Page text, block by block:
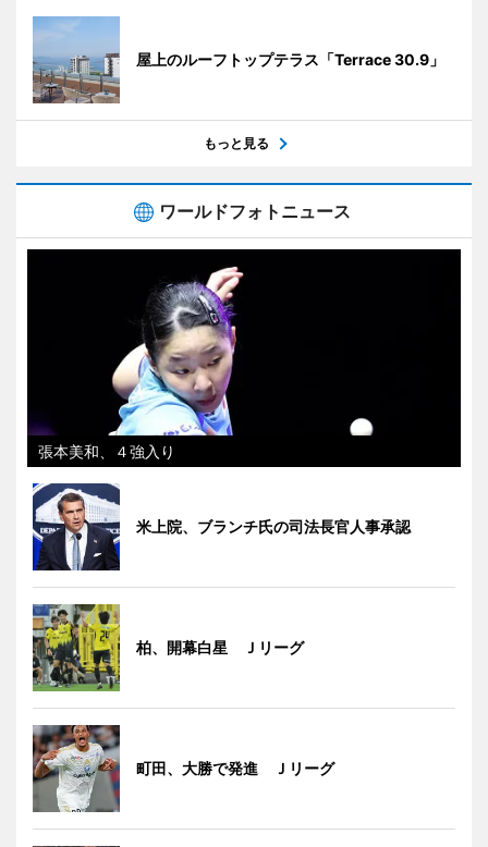
屋上のルーフトップテラス「Terrace 30.9」
もっと見る
ワールドフォトニュース
張本美和、４強入り
米上院、ブランチ氏の司法長官人事承認
柏、開幕白星 Ｊリーグ
町田、大勝で発進 Ｊリーグ